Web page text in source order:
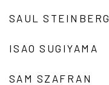
SAUL STEINBERG
ISAO SUGIYAMA
SAM SZAFRAN